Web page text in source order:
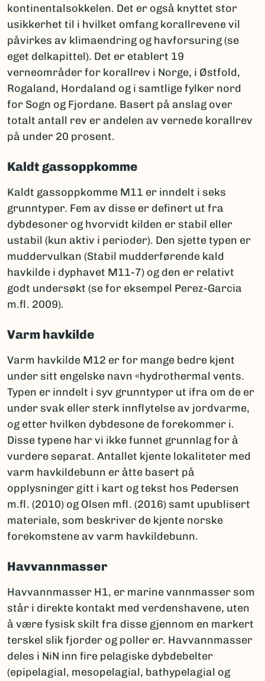
kontinentalsokkelen. Det er også knyttet stor
usikkerhet til i hvilket omfang korallrevene vil
påvirkes av klimaendring og havforsuring (se
eget delkapittel). Det er etablert 19
verneområder for korallrev i Norge, i Østfold,
Rogaland, Hordaland og i samtlige fylker nord
for Sogn og Fjordane. Basert på anslag over
totalt antall rev er andelen av vernede korallrev
på under 20 prosent.
Kaldt gassoppkomme
Kaldt gassoppkomme M11 er inndelt i seks
grunntyper. Fem av disse er definert ut fra
dybdesoner og hvorvidt kilden er stabil eller
ustabil (kun aktiv i perioder). Den sjette typen er
muddervulkan (Stabil mudderførende kald
havkilde i dyphavet M11-7) og den er relativt
godt undersøkt (se for eksempel Perez-Garcia
m.fl. 2009).
Varm havkilde
Varm havkilde M12 er for mange bedre kjent
under sitt engelske navn «hydrothermal vents.
Typen er inndelt i syv grunntyper ut ifra om de er
under svak eller sterk innflytelse av jordvarme,
og etter hvilken dybdesone de forekommer i.
Disse typene har vi ikke funnet grunnlag for å
vurdere separat. Antallet kjente lokaliteter med
varm havkildebunn er åtte basert på
opplysninger gitt i kart og tekst hos Pedersen
m.fl. (2010) og Olsen mfl. (2016) samt upublisert
materiale, som beskriver de kjente norske
forekomstene av varm havkildebunn.
Havvannmasser
Havvannmasser H1, er marine vannmasser som
står i direkte kontakt med verdenshavene, uten
å være fysisk skilt fra disse gjennom en markert
terskel slik fjorder og poller er. Havvannmasser
deles i NiN inn fire pelagiske dybdebelter
(epipelagial, mesopelagial, bathypelagial og